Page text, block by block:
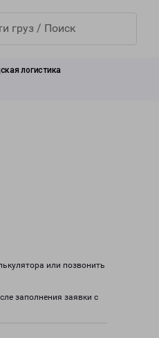
логистика
или позвонить
заполнения заявки с